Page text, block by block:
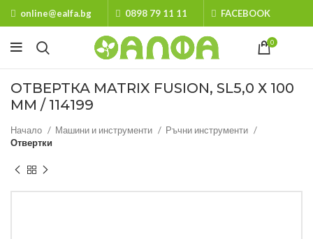
online@ealfa.bg 0898 79 11 11 FACEBOOK
0
ОТВЕРТКА MATRIX FUSION, SL5,0 Х 100
ММ / 114199
Начало Машини и инструменти
Ръчни инструменти
Отвертки